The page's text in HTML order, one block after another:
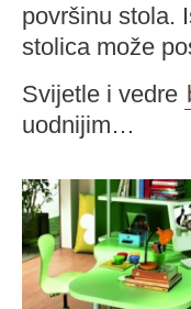
površinu stola.
stolica može
Svijetle i vedre
uodnijim…